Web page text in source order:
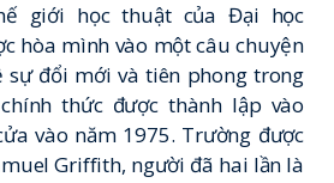
giới học thuật của Đại học
hòa mình vào một câu chuyện
sự đổi mới và tiên phong trong
thức được thành lập vào
vào năm 1975. Trường được
Griffith, người đã hai lần là